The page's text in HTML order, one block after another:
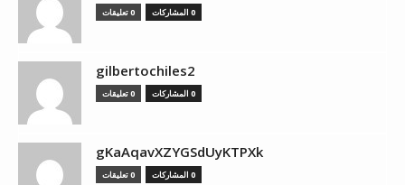
0 المشاركات 0 تعليقات
gilbertochiles2
0 المشاركات 0 تعليقات
gKaAqavXZYGSdUyKTPXk
0 المشاركات 0 تعليقات